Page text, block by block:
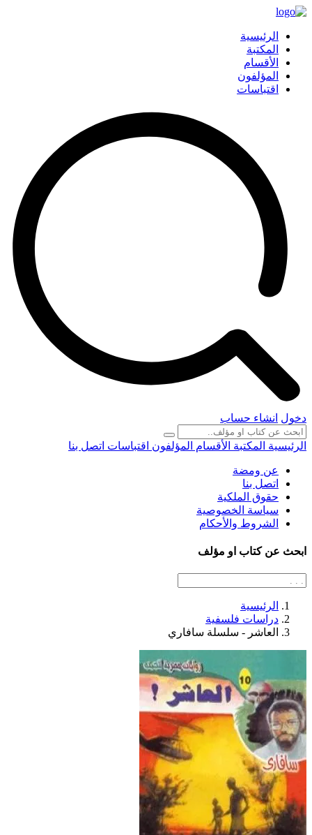
الرئيسية
المكتبة
الأقسام
المؤلفون
اقتباسات
دخول انشاء حساب
الرئيسية المكتبة الأقسام المؤلفون اقتباسات اتصل بنا
عن ومضة
اتصل بنا
حقوق الملكية
سياسة الخصوصية
الشروط والأحكام
ابحث عن كتاب او مؤلف
الرئيسية
دراسات فلسفية
العاشر - سلسلة سافاري